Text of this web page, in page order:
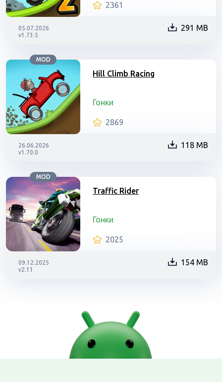
2361
05.07.2026
v1.73.5
291 MB
MOD
Hill Climb Racing
Гонки
2869
26.06.2026
v1.70.0
118 MB
MOD
Traffic Rider
Гонки
2025
09.12.2025
v2.11
154 MB